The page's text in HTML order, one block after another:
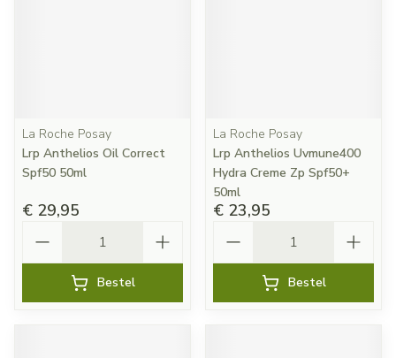
La Roche Posay
Lrp Anthelios Oil Correct
Spf50 50ml
€ 29,95
Bestel
La Roche Posay
Lrp Anthelios Uvmune400
Hydra Creme Zp Spf50+
50ml
€ 23,95
Bestel